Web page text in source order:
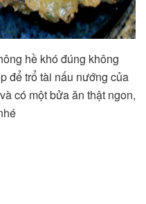
hề khó đúng không
để trổ tài nấu nướng của
có một bửa ăn thật ngon,